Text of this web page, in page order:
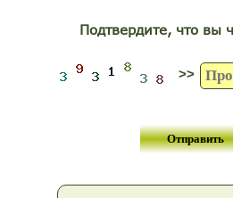
>>
Подтвердите, что вы